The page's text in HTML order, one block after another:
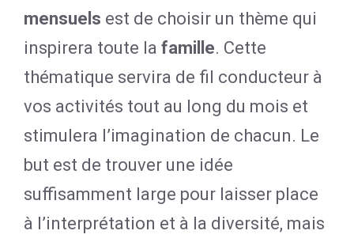
mensuels est de choisir un thème qui
inspirera toute la famille. Cette
thématique servira de fil conducteur à
vos activités tout au long du mois et
stimulera l’imagination de chacun. Le
but est de trouver une idée
suffisamment large pour laisser place
à l’interprétation et à la diversité, mais